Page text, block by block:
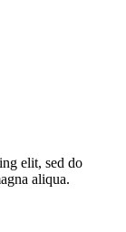
elit, sed do
aliqua.